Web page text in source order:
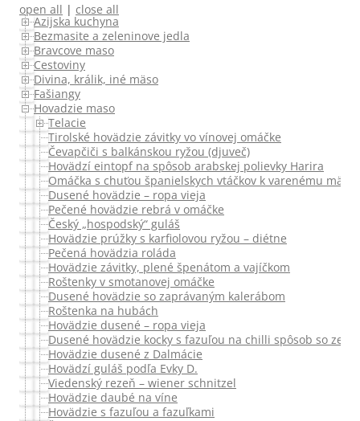
open all | close all
Azijska kuchyna
Bezmasite a zeleninove jedla
Bravcove maso
Cestoviny
Divina, králik, iné mäso
Fašiangy
Hovadzie maso
Telacie
Tirolské hovädzie závitky vo vínovej omáčke
Čevapčiči s balkánskou ryžou (djuveč)
Hovädzí eintopf na spôsob arabskej polievky Harira
Omáčka s chuťou španielskych vtáčkov k varenému
Dusené hovädzie – ropa vieja
Pečené hovädzie rebrá v omáčke
Český „hospodský“ guláš
Hovädzie prúžky s karfiolovou ryžou – diétne
Pečená hovädzia roláda
Hovädzie závitky, plené špenátom a vajíčkom
Roštenky v smotanovej omáčke
Dusené hovädzie so zaprávaným kalerábom
Roštenka na hubách
Hovädzie dusené – ropa vieja
Dusené hovädzie kocky s fazuľou na chilli spôsob so
Hovädzie dusené z Dalmácie
Hovädzí guláš podľa Evky D.
Viedenský rezeň – wiener schnitzel
Hovädzie daubé na víne
Hovädzie s fazuľou a fazuľkami